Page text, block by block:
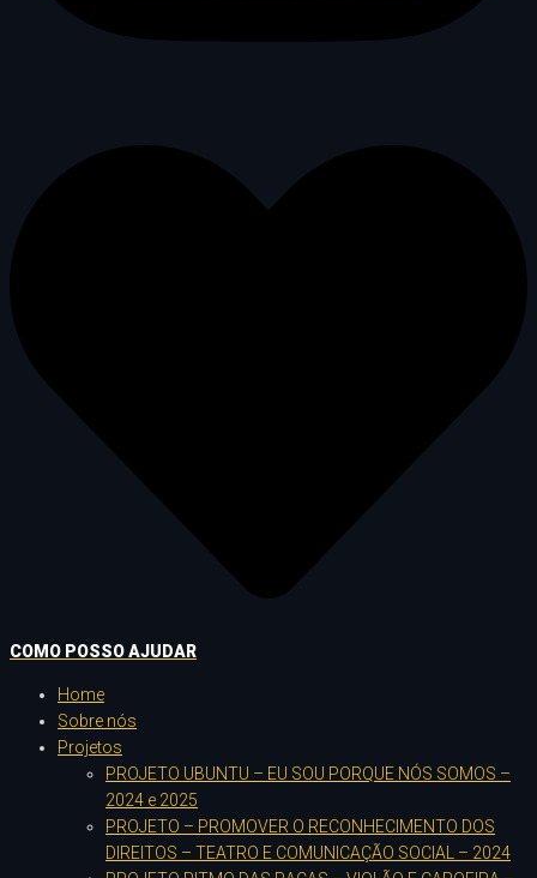
COMO POSSO AJUDAR
Home
Sobre nós
Projetos
PROJETO UBUNTU – EU SOU PORQUE NÓS SOMOS –
2024 e 2025
PROJETO – PROMOVER O RECONHECIMENTO DOS
DIREITOS – TEATRO E COMUNICAÇÃO SOCIAL – 2024